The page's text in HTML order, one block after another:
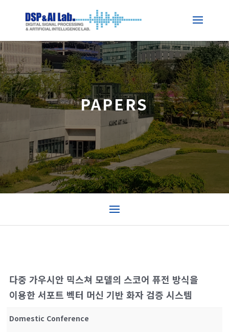
PAPERS
다중 가우시안 믹스쳐 모델의 스코어 퓨전 방식을
이용한 서포트 벡터 머신 기반 화자 검증 시스템
Domestic Conference